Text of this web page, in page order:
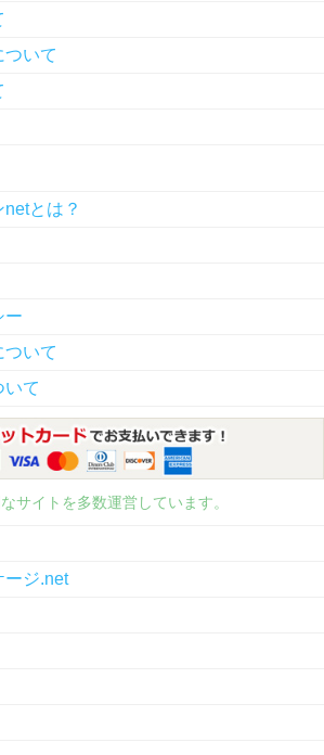
ついて
とは？
ー
ついて
いて
サイトを多数運営しています。
ージ.net